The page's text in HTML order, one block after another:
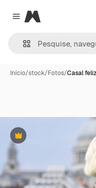
Close menu
Magnific
Início/stock/Fotos/Casal
Premium